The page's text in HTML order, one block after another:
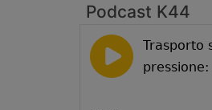
Podcast K44